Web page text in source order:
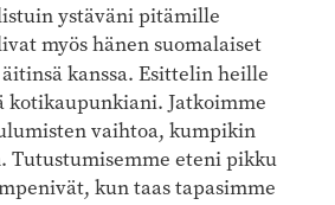
ystäväni pitämille
myös hänen suomalaiset
äitinsä kanssa. Esittelin heille
kotikaupunkiani. Jatkoimme
vaihtoa, kumpikin
Tutustumisemme eteni pikku
kun taas tapasimme